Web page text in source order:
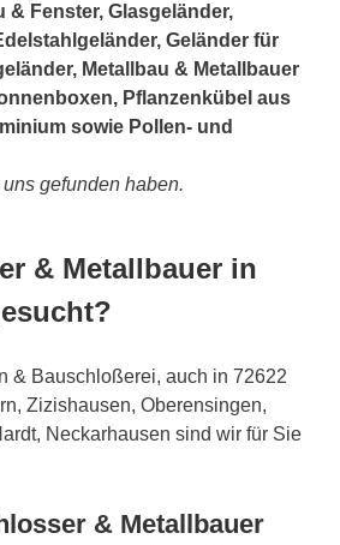
& Fenster, Glasgeländer,
Geländer für
Metallbau & Metallbauer
Pflanzenkübel aus
sowie Pollen- und
gefunden haben.
& Metallbauer in
& Bauschloßerei, auch in 72622
Zizishausen, Oberensingen,
Neckarhausen sind wir für Sie
& Metallbauer